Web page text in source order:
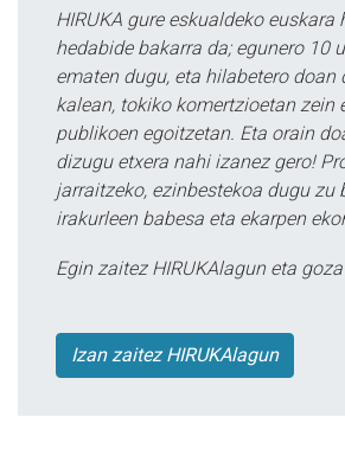
HIRUKA gure eskualdeko euskara
hedabide bakarra da; egunero 10
ematen dugu, eta hilabetero doan
kalean, tokiko komertzioetan zein
publikoen egoitzetan. Eta orain
dizugu etxera nahi izanez gero!
jarraitzeko, ezinbestekoa dugu zu
irakurleen babesa eta ekarpen
Egin zaitez HIRUKAlagun eta
Izan zaitez HIRUKAlagun